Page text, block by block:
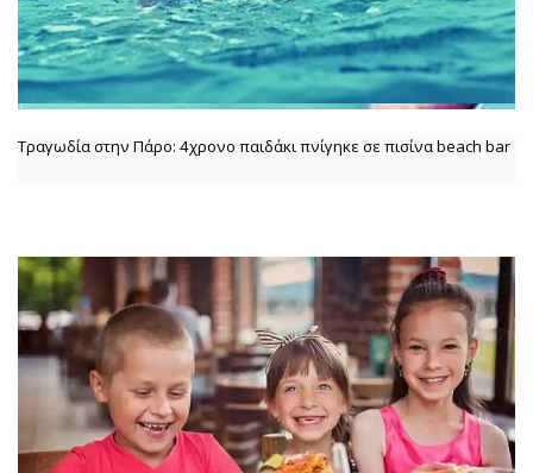
Τραγωδία στην Πάρο: 4χρονο παιδάκι πνίγηκε σε πισίνα beach bar